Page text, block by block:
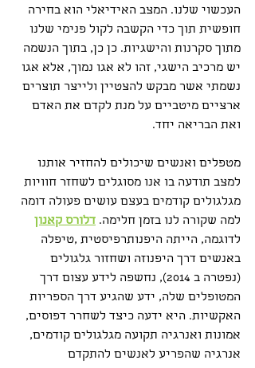
העכשוי שלנו. המצב האידיאלי הוא בחירה
חופשית תוך כדי הקשבה לקול פנימי שלנו
מתוך סקרנות והישגיות. כן כן, בתוך הנשמה
יש מרכיב הישגי, זהו לא אגו נמוך, אלא אגו
נשמתי אשר מבקש להצטיין ולייצר תוצרים
ארציים מיטביים על מנת לקדם את האדם
ואת הבריאה יחד.
מטפלים ואנשים שיכולים להחזיר אותנו
למצב תודעה בו אנו מסוגלים לשחזר חוויות
מגלגולים קודמים בעצם עושים פעולה דומה
למה שקורה לנו בזמן חלימה. דלורס קאנון
לדוגמה, הייתה היפנותרפיסטית ,טיפלה
באנשים דרך היפנוזה ושחזור גלגולים
(נפטרה ב 2014), נחשפה לידע עצום דרך
המטופלים שלה, ידע שהגיע דרך הספריות
האקשיות. היא ידעה כיצד לשחרר דפוסים,
אמונות ואנרגיה תקועה מגלגולים קודמים,
אנרגיה שהפריע לאנשים להתקדם